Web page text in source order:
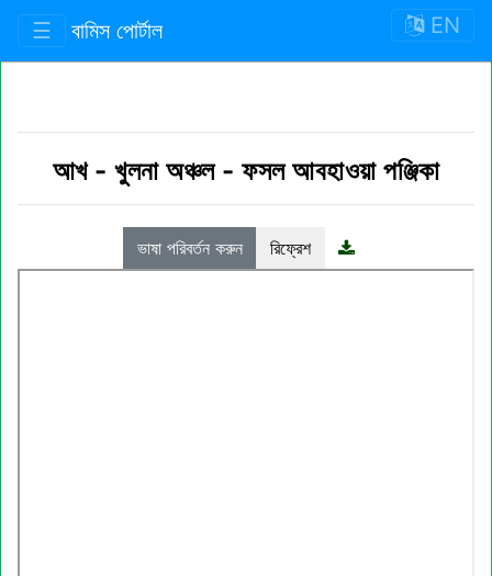
☰ বামিস পোর্টাল EN
আখ - খুলনা অঞ্চল- ফসল আবহাওয়া পঞ্জিকা
ভাষা পরিবর্তন করুন রিফ্রেশ